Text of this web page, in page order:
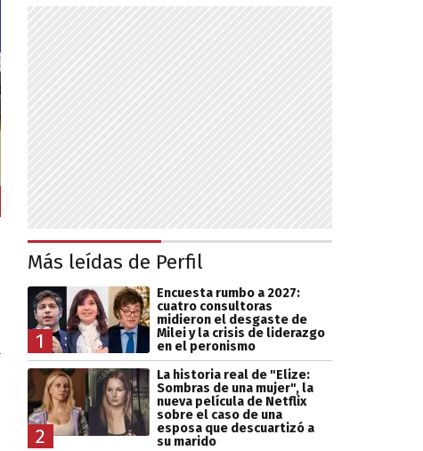
Más leídas de Perfil
1
Encuesta rumbo a 2027:
cuatro consultoras
midieron el desgaste de
Milei y la crisis de liderazgo
en el peronismo
2
La historia real de "Elize:
Sombras de una mujer", la
nueva película de Netflix
sobre el caso de una
esposa que descuartizó a
su marido